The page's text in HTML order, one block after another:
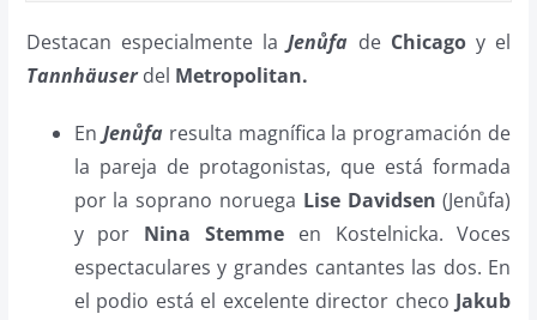
Destacan especialmente laJenůfa de Chicagoy el
Tannhäuserdel Metropolitan.
En Jenůfa resulta magnífica la programación de
la pareja de protagonistas, que está formada
por la soprano noruega Lise Davidsen (Jenůfa)
y por Nina Stemme en Kostelnicka. Voces
espectaculares y grandes cantantes las dos. En
el podio está el excelente director checo Jakub